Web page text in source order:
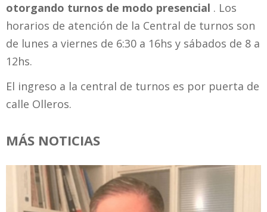
otorgando turnos de modo presencial . Los
horarios de atención de la Central de turnos son
de lunes a viernes de 6:30 a 16hs y sábados de 8 a
12hs.
El ingreso a la central de turnos es por puerta de
calle Olleros.
MÁS NOTICIAS